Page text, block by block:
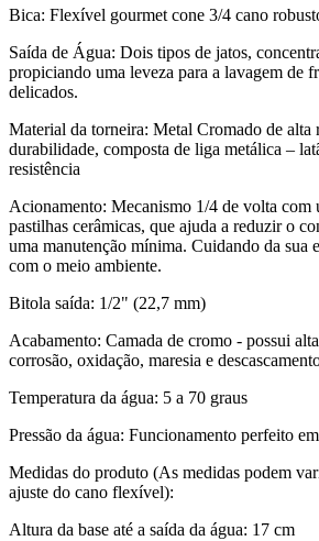
Bica: Flexível gourmet cone 3/4 cano
Saída de Água: Dois tipos de jatos,
propiciando uma leveza para a lavagem de
delicados.
Material da torneira: Metal Cromado de alta
durabilidade, composta de liga metálica –
resistência
Acionamento: Mecanismo 1/4 de volta com
pastilhas cerâmicas, que ajuda a reduzir o
uma manutenção mínima. Cuidando da sua
com o meio ambiente.
Bitola saída: 1/2" (22,7 mm)
Acabamento: Camada de cromo - possui
corrosão, oxidação, maresia e
Temperatura da água: 5 a 70 graus
Pressão da água: Funcionamento perfeito
Medidas do produto (As medidas podem
ajuste do cano flexível):
Altura da base até a saída da água: 17 cm